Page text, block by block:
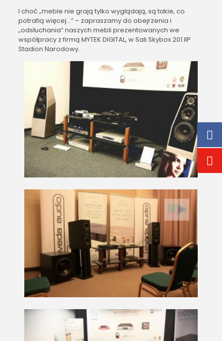
I choć „meble nie grają tylko wyglądają, są takie, co
potrafią więcej…” – zapraszamy do obejrzenia i
„odsłuchania” naszych mebli prezentowanych we
współpracy z firmą MYTEK DIGITAL, w Sali Skybox 201 IIP
Stadion Narodowy.